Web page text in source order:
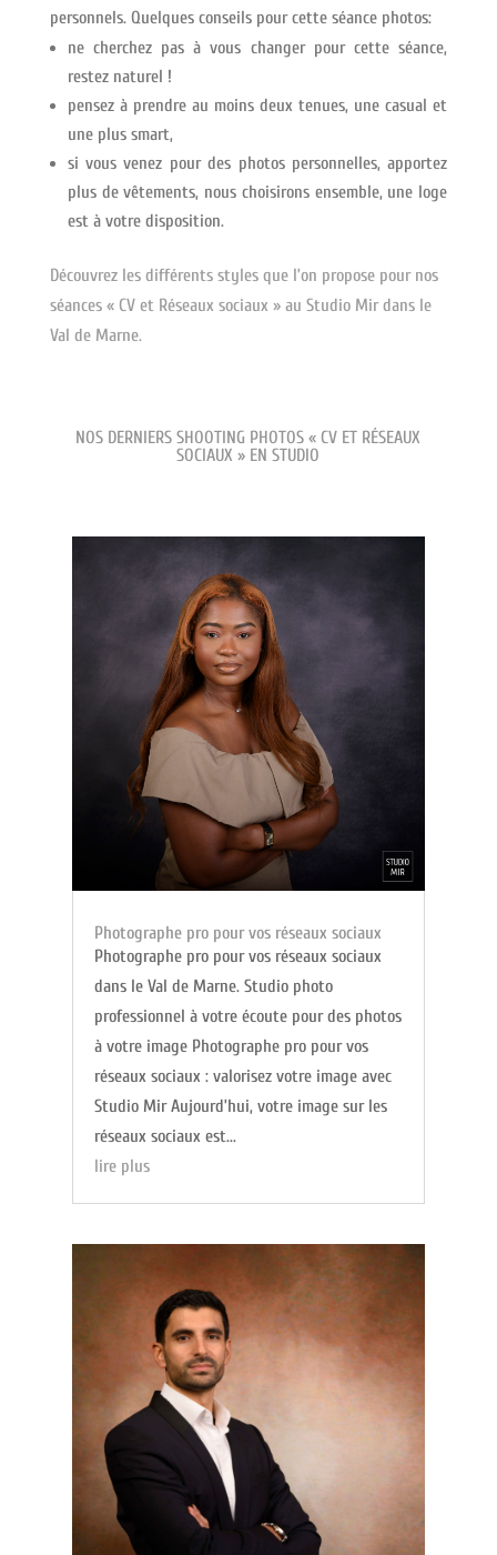
personnels. Quelques conseils pour cette séance photos:
ne cherchez pas à vous changer pour cette séance,
restez naturel !
pensez à prendre au moins deux tenues, une casual et
une plus smart,
si vous venez pour des photos personnelles, apportez
plus de vêtements, nous choisirons ensemble, une loge
est à votre disposition.
Découvrez les différents styles que l’on propose pour nos
séances « CV et Réseaux sociaux » au Studio Mir dans le
Val de Marne.
NOS DERNIERS SHOOTING PHOTOS « CV ET RÉSEAUX
SOCIAUX » EN STUDIO
Photographe pro pour vos réseaux sociaux
Photographe pro pour vos réseaux sociaux
dans le Val de Marne. Studio photo
professionnel à votre écoute pour des photos
à votre image Photographe pro pour vos
réseaux sociaux : valorisez votre image avec
Studio Mir Aujourd’hui, votre image sur les
réseaux sociaux est...
lire plus